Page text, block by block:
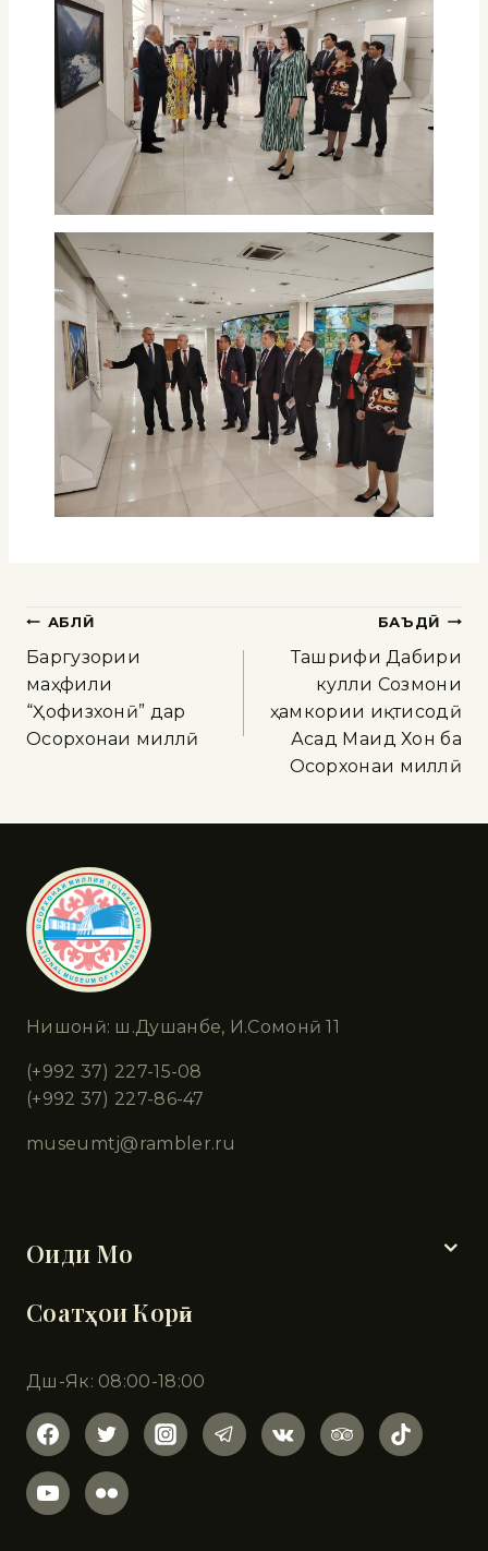
ҚАБЛӢ
Баргузории
маҳфили
“Ҳофизхонӣ” дар
Осорхонаи миллӣ
БАЪДӢ
Ташрифи Дабири
кулли Созмони
ҳамкории иқтисодӣ
Асад Маҷид Хон ба
Осорхонаи миллӣ
Нишонӣ: ш.Душанбе, И.Сомонӣ 11
(+992 37) 227-15-08
(+992 37) 227-86-47
museumtj@rambler.ru
Оиди Мо
Соатҳои Корӣ
Дш-Як: 08:00-18:00